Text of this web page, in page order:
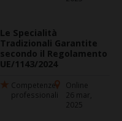
Le Specialità
Tradizionali Garantite
secondo il Regolamento
UE/1143/2024
Competenze
professionali
Online
26 mar,
2025